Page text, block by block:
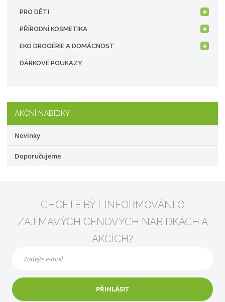
PRO DĚTI
PŘÍRODNÍ KOSMETIKA
EKO DROGÉRIE A DOMÁCNOST
DÁRKOVÉ POUKAZY
AKČNÍ NABÍDKY
Novinky
Doporučujeme
CHCETE BÝT INFORMOVÁNI O
ZAJÍMAVÝCH CENOVÝCH NABÍDKÁCH A
AKCÍCH?
PŘIHLÁSIT